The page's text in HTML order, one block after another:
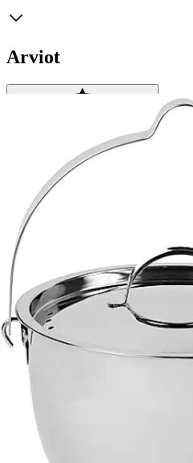
Arviot
Tuotearvioiden keskiarvo
Julkaisemme tuotearvioita vain
kirjoittaa asiakkaat, jotka ovat
tai verkkokaupassa.